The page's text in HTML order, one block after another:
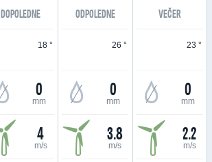
DOPOLEDNE ODPOLEDNE VEČER
18 °
0
mm
4
m/s
26 °
0
mm
3.8
m/s
23 °
0
mm
2.2
m/s